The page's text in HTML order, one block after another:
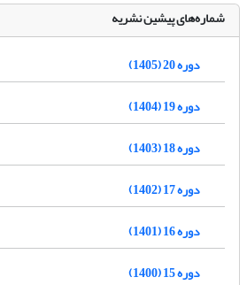
شماره‌های پیشین نشریه
دوره 20 (1405)
دوره 19 (1404)
دوره 18 (1403)
دوره 17 (1402)
دوره 16 (1401)
دوره 15 (1400)